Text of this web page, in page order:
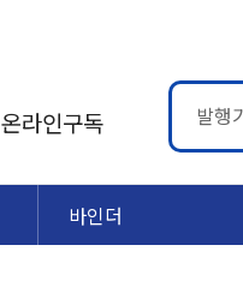
온라인구독 발행
바인더